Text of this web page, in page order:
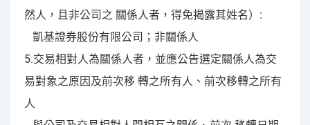
然人，且非公司之 關係人者，得免揭露其姓名）:
凱基證券股份有限公司；非關係人
5.交易相對人為關係人者，並應公告選定關係人為交
易對象之原因及前次移 轉之所有人、前次移轉之所有
人